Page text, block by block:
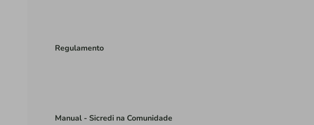
Regulamento
Manual - Sicredi na Comunidade